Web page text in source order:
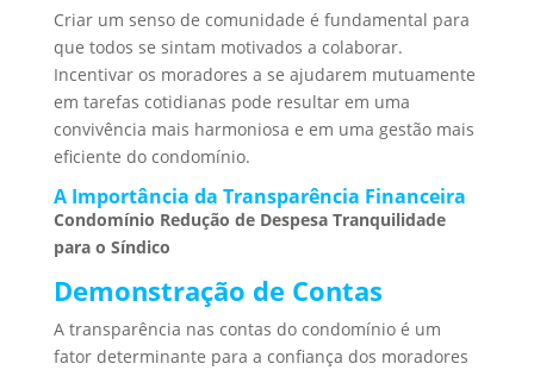
Criar um senso de comunidade é fundamental para
que todos se sintam motivados a colaborar.
Incentivar os moradores a se ajudarem mutuamente
em tarefas cotidianas pode resultar em uma
convivência mais harmoniosa e em uma gestão mais
eficiente do condomínio.
A Importância da Transparência Financeira
Condomínio Redução de Despesa Tranquilidade
para o Síndico
Demonstração de Contas
A transparência nas contas do condomínio é um
fator determinante para a confiança dos moradores